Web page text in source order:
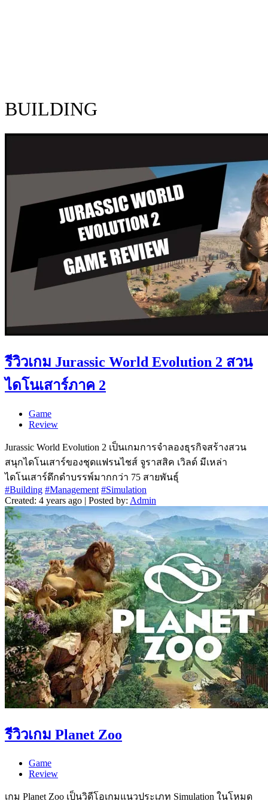
BUILDING
รีวิวเกม Jurassic World Evolution 2 สวน
ไดโนเสาร์ภาค 2
Game
Review
Jurassic World Evolution 2 เป็นเกมการจำลองธุรกิจสร้างสวน
สนุกไดโนเสาร์ของชุดแฟรนไชส์ จูราสสิค เวิลด์ มีเหล่า
ไดโนเสาร์ดึกดำบรรพ์มากกว่า 75 สายพันธุ์
#Building #Management #Simulation
Created: 4 years ago | Posted by: Admin
รีวิวเกม Planet Zoo
Game
Review
เกม Planet Zoo เป็นวิดีโอเกมแนวประเภท Simulation ในโหมด